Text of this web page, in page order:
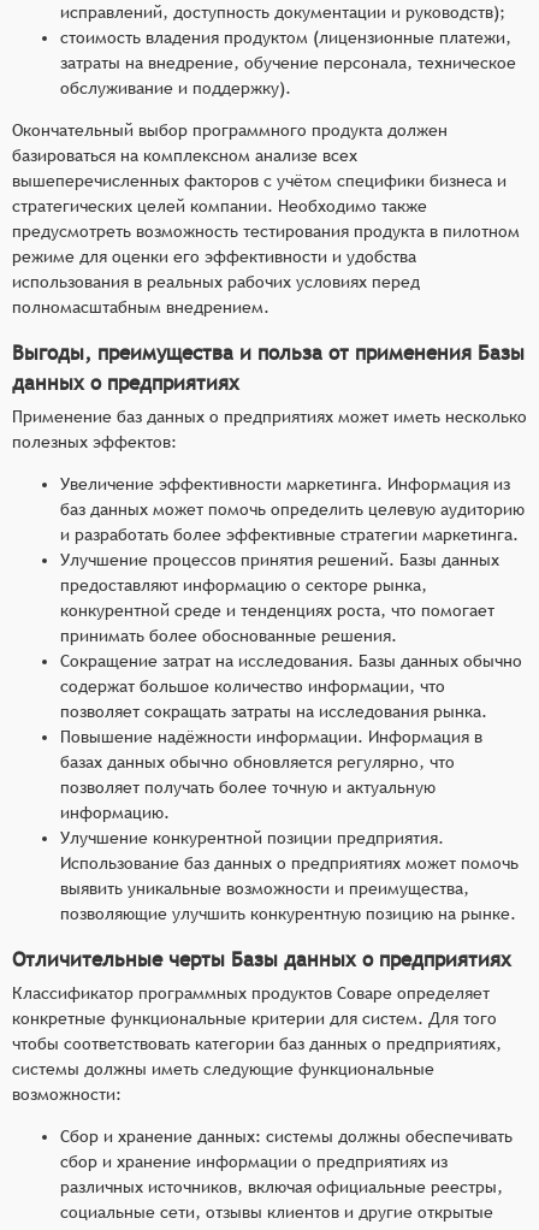
исправлений, доступность документации и руководств);
стоимость владения продуктом (лицензионные платежи,
затраты на внедрение, обучение персонала, техническое
обслуживание и поддержку).
Окончательный выбор программного продукта должен
базироваться на комплексном анализе всех
вышеперечисленных факторов с учётом специфики бизнеса и
стратегических целей компании. Необходимо также
предусмотреть возможность тестирования продукта в пилотном
режиме для оценки его эффективности и удобства
использования в реальных рабочих условиях перед
полномасштабным внедрением.
Выгоды, преимущества и польза от применения Базы
данных о предприятиях
Применение баз данных о предприятиях может иметь несколько
полезных эффектов:
Увеличение эффективности маркетинга. Информация из
баз данных может помочь определить целевую аудиторию
и разработать более эффективные стратегии маркетинга.
Улучшение процессов принятия решений. Базы данных
предоставляют информацию о секторе рынка,
конкурентной среде и тенденциях роста, что помогает
принимать более обоснованные решения.
Сокращение затрат на исследования. Базы данных обычно
содержат большое количество информации, что
позволяет сокращать затраты на исследования рынка.
Повышение надёжности информации. Информация в
базах данных обычно обновляется регулярно, что
позволяет получать более точную и актуальную
информацию.
Улучшение конкурентной позиции предприятия.
Использование баз данных о предприятиях может помочь
выявить уникальные возможности и преимущества,
позволяющие улучшить конкурентную позицию на рынке.
Отличительные черты Базы данных о предприятиях
Классификатор программных продуктов Соваре определяет
конкретные функциональные критерии для систем. Для того
чтобы соответствовать категории баз данных о предприятиях,
системы должны иметь следующие функциональные
возможности:
Сбор и хранение данных: системы должны обеспечивать
сбор и хранение информации о предприятиях из
различных источников, включая официальные реестры,
социальные сети, отзывы клиентов и другие открытые